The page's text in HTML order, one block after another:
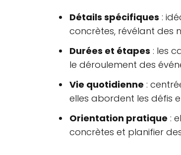
Détails spécifiques :
concrètes, révélant des
Durées et étapes : les
le déroulement des
Vie quotidienne :
elles abordent les défis
Orientation pratique :
concrètes et planifier